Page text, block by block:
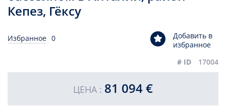
Кепез, Гёксу
Избранное 0
Добавить в
избранное
# ID
17004
ЦЕНА : 81 094 €